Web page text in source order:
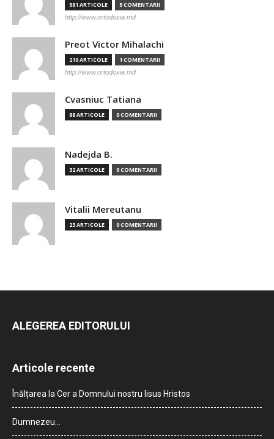
581 ARTICOLE 5 COMENTARII
http://www.ortodoxia.md
Preot Victor Mihalachi
210 ARTICOLE 1 COMENTARII
http://www.ortodoxia.md
Cvasniuc Tatiana
88 ARTICOLE 0 COMENTARII
Nadejda B.
32 ARTICOLE 0 COMENTARII
Vitalii Mereutanu
23 ARTICOLE 0 COMENTARII
ALEGEREA EDITORULUI
Articole recente
Înălțarea la Cer a Domnului nostru Iisus Hristos
Dumnezeu…